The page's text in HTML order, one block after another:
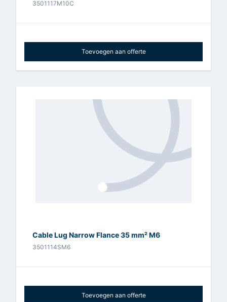
3501117M10C
Toevoegen aan offerte
Cable Lug Narrow Flance 35 mm² M6
3501114SM6
Toevoegen aan offerte